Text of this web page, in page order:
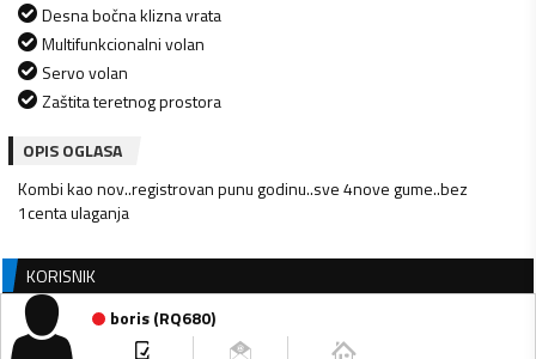
Desna bočna klizna vrata
Multifunkcionalni volan
Servo volan
Zaštita teretnog prostora
OPIS OGLASA
Kombi kao nov..registrovan punu godinu..sve 4nove gume..bez
1centa ulaganja
KORISNIK
boris(RQ680)